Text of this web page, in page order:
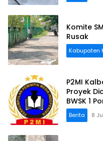
Komite
Rusak
Kabupaten
P2MI
Proyek
BWSK 1
Berita 8